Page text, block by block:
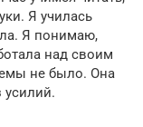
Я училась
Я понимаю,
над своим
не было. Она
усилий.